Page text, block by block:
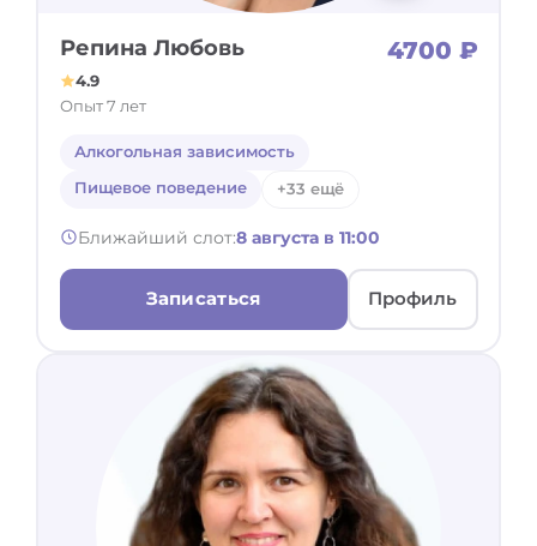
Репина Любовь 4700 ₽
4.9
Опыт 7 лет
Алкогольная зависимость
Пищевое поведение
+33 ещё
Ближайший слот:8 августа в 11:00
Записаться Профиль